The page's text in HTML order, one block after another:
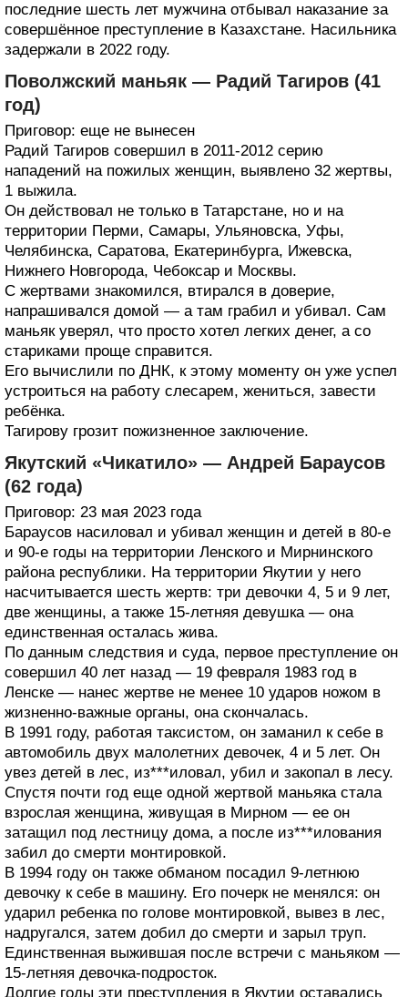
последние шесть лет мужчина отбывал наказание за
совершённое преступление в Казахстане. Насильника
задержали в 2022 году.
Поволжский маньяк — Радий Тагиров (41
год)
Приговор: еще не вынесен
Радий Тагиров совершил в 2011-2012 серию
нападений на пожилых женщин, выявлено 32 жертвы,
1 выжила.
Он действовал не только в Татарстане, но и на
территории Перми, Самары, Ульяновска, Уфы,
Челябинска, Саратова, Екатеринбурга, Ижевска,
Нижнего Новгорода, Чебоксар и Москвы.
С жертвами знакомился, втирался в доверие,
напрашивался домой — а там грабил и убивал. Сам
маньяк уверял, что просто хотел легких денег, а со
стариками проще справится.
Его вычислили по ДНК, к этому моменту он уже успел
устроиться на работу слесарем, жениться, завести
ребёнка.
Тагирову грозит пожизненное заключение.
Якутский «Чикатило» — Андрей Бараусов
(62 года)
Приговор: 23 мая 2023 года
Бараусов насиловал и убивал женщин и детей в 80-е
и 90-е годы на территории Ленского и Мирнинского
района республики. На территории Якутии у него
насчитывается шесть жертв: три девочки 4, 5 и 9 лет,
две женщины, а также 15-летняя девушка — она
единственная осталась жива.
По данным следствия и суда, первое преступление он
совершил 40 лет назад — 19 февраля 1983 год в
Ленске — нанес жертве не менее 10 ударов ножом в
жизненно-важные органы, она скончалась.
В 1991 году, работая таксистом, он заманил к себе в
автомобиль двух малолетних девочек, 4 и 5 лет. Он
увез детей в лес, из***иловал, убил и закопал в лесу.
Спустя почти год еще одной жертвой маньяка стала
взрослая женщина, живущая в Мирном — ее он
затащил под лестницу дома, а после из***илования
забил до смерти монтировкой.
В 1994 году он также обманом посадил 9-летнюю
девочку к себе в машину. Его почерк не менялся: он
ударил ребенка по голове монтировкой, вывез в лес,
надругался, затем добил до смерти и зарыл труп.
Единственная выжившая после встречи с маньяком —
15-летняя девочка-подросток.
Долгие годы эти преступления в Якутии оставались